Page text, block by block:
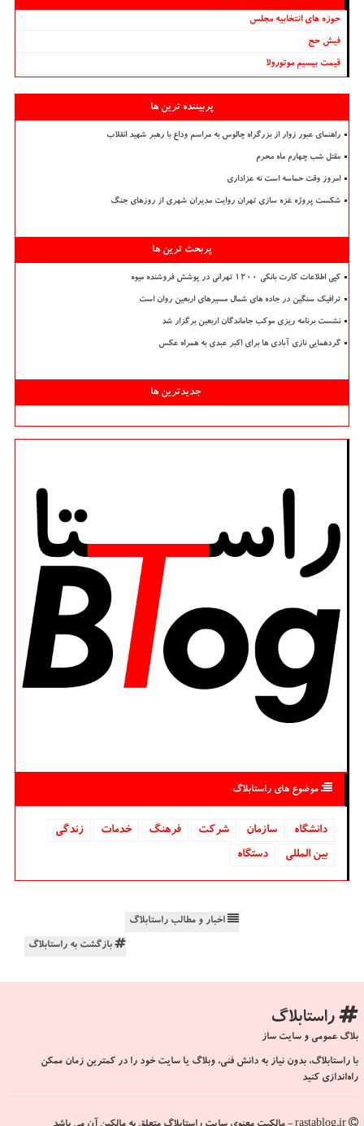
حوزه های انتخابیه مجلس
فیش حج
قیمت بیسیم موتورولا
پربیننده ترین ها
راهنمای عبور زوار از بزرگراه چالوس به مراسم وداع با رهبر شهید انقلاب
مقتل شب چهارم ماه محرم
امروز وقت حماسه است نه عزاداری
شکست پروژه غزه سازی تهران روایت مدیران شهری از روزهای جنگ
پربحث ترین ها
کپی اطلاعات کارت بانکی ۱۲۰۰ تهرانی در پوشش فروشنده میوه
ترافیک سنگین در جاده های شمال مسیرهای اربعین روان است
نشست برنامه ریزی موکب جاماندگان اربعین برگزار شد
گردهمایی نازی آبادی ها برای اکبر عبدی به همراه عکس
جدیدترین ها
موضوع های راستابلاگ
دانشگاه‌ سازمان شركت فرهنگ خدمات
زندگی
بین المللی
دستگاه
اخبار و مطالب راستابلاگ
بازگشت به راستابلاگ
راستابلاگ
بلاگ عمومی و سایت ساز
با راستابلاگ، بدون نیاز به دانش فنی، وبلاگ یا سایت خود را در کمترین زمان ممکن
راه‌اندازی کنید